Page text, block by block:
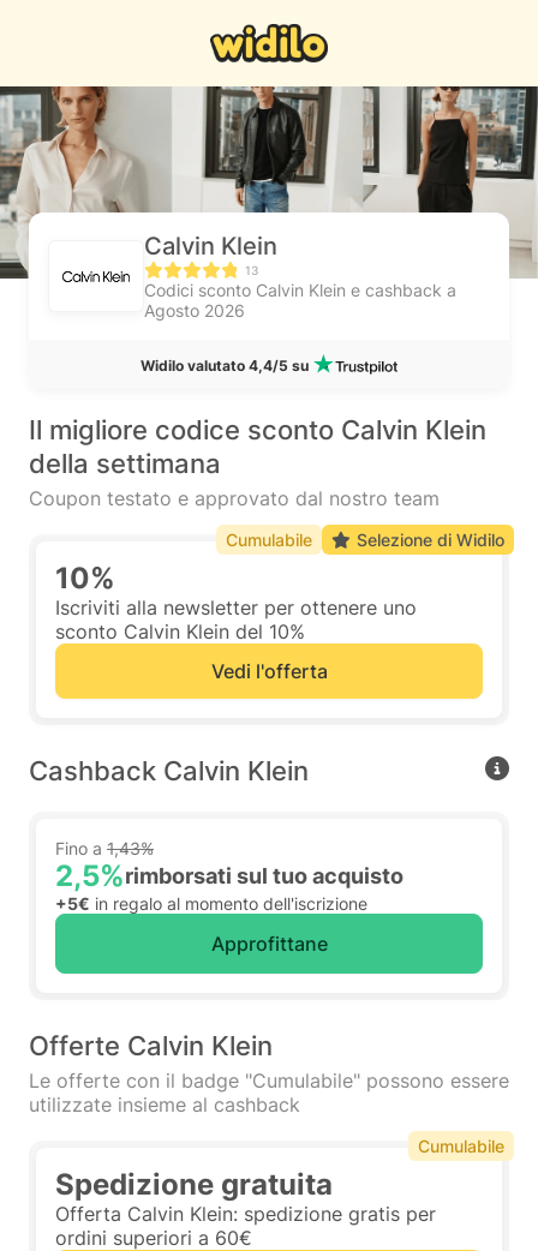
Calvin Klein
13
Codici sconto Calvin Klein e cashback a
Agosto 2026
Widilo valutato 4,4/5 su
Il migliore codice sconto Calvin Klein
della settimana
Coupon testato e approvato dal nostro team
10%
Iscriviti alla newsletter per ottenere uno
sconto Calvin Klein del 10%
Vedi l'offerta
Cumulabile Selezione di Widilo
Cashback Calvin Klein
Fino a 1,43%
2,5%rimborsati sul tuo acquisto
+5€ in regalo al momento dell'iscrizione
Approfittane
Offerte Calvin Klein
Le offerte con il badge "Cumulabile" possono essere
utilizzate insieme al cashback
Spedizione gratuita
Offerta Calvin Klein: spedizione gratis per
ordini superiori a 60€
Cumulabile